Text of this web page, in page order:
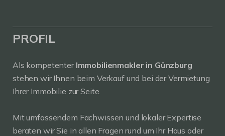
PROFIL
Als kompetenter Immobilienmakler in Günzburg
stehen wir Ihnen beim Verkauf und bei der Vermietung
Ihrer Immobilie zur Seite.
Mit umfassendem Fachwissen und lokaler Expertise
beraten wir Sie in allen Fragen rund um Ihr Haus oder